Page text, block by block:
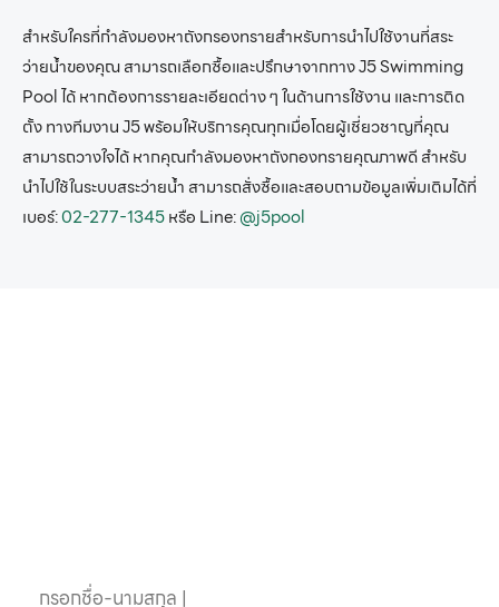
สำหรับใครที่กำลังมองหาถังกรองทรายสำหรับการนำไปใช้งานที่สระ
ว่ายน้ำของคุณ สามารถเลือกซื้อและปรึกษาจากทาง J5 Swimming
Pool ได้ หากต้องการรายละเอียดต่างๆในด้านการใช้งาน และการติด
ตั้ง ทางทีมงาน J5 พร้อมให้บริการคุณทุกเมื่อโดยผู้เชี่ยวชาญที่คุณ
สามารถวางใจได้หากคุณกำลังมองหาถังกองทรายคุณภาพดี สำหรับ
นำไปใช้ในระบบสระว่ายน้ำ สามารถสั่งซื้อและสอบถามข้อมูลเพิ่มเติมได้ที่
เบอร์:02-277-1345หรือ Line:@j5pool